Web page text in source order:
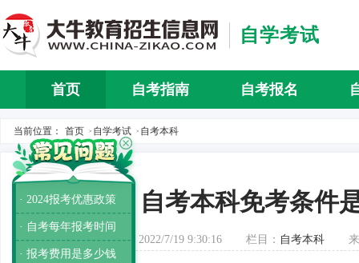
自学考试
首页 自考指南 自考报名
当前位置： 首页 > 自学考试 > 自考本科
自考本科免考条件
发布时间：2022/7/19 9:30:16 栏目： 自考本科
· 2024报考优惠政策
· 自考每年报考时间
· 报考费用是多少钱